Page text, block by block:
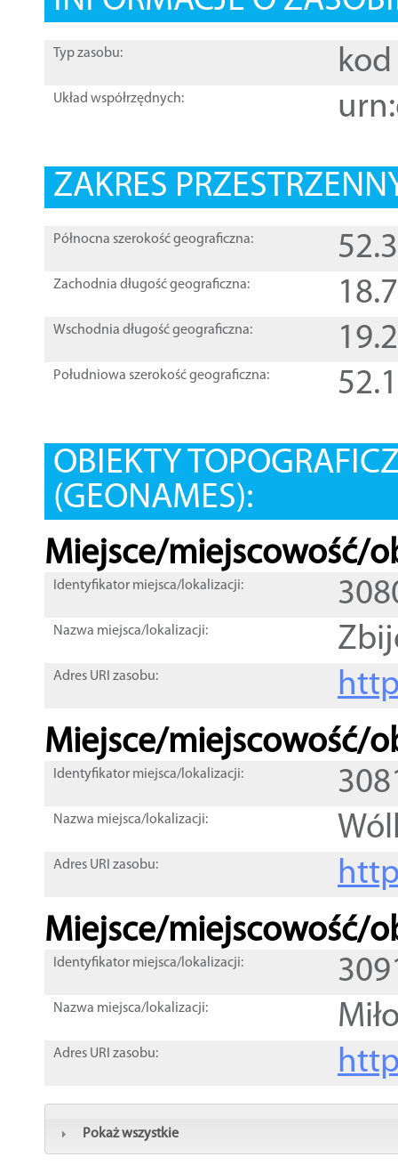
Typ zasobu: kod
Układ współrzędnych:
ZAKRES
Północna szerokość geograficzna:
Zachodnia długość geograficzna:
Wschodnia długość geograficzna:
Południowa szerokość geograficzna:
OBIEKTY
(GEONAMES):
Miejsce/miejscowość/
Identyfikator miejsca/lokalizacji:
Nazwa miejsca/lokalizacji:
Adres URI zasobu:
Miejsce/miejscowość/
Identyfikator miejsca/lokalizacji:
Nazwa miejsca/lokalizacji:
Adres URI zasobu:
Miejsce/miejscowość/
Identyfikator miejsca/lokalizacji:
Nazwa miejsca/lokalizacji:
Adres URI zasobu:
Pokaż wszystkie